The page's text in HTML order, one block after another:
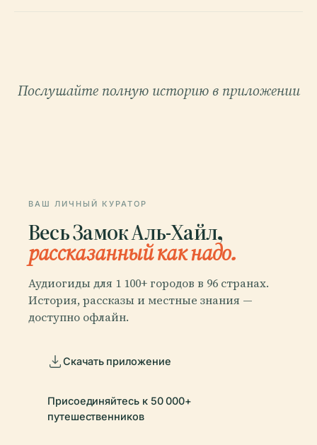
Послушайте полную историю в приложении
ВАШ ЛИЧНЫЙ КУРАТОР
Весь Замок Аль-Хайл,
рассказанный как надо.
Аудиогиды для 1 100+ городов в 96 странах.
История, рассказы и местные знания —
доступно офлайн.
Скачать приложение
Присоединяйтесь к 50 000+
путешественников